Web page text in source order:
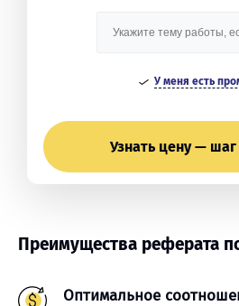
У меня есть
Узнать цену — шаг
Преимущества реферата
Оптимальное